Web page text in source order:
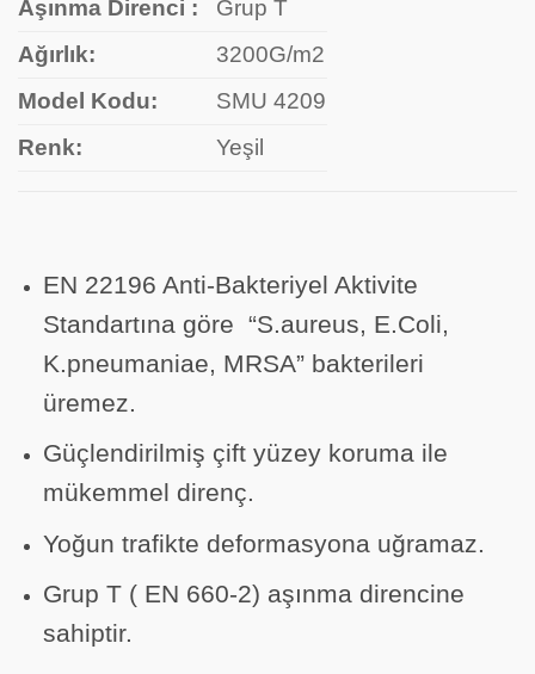
Aşınma Direnci :
Grup T
Ağırlık:
3200G/m2
Model Kodu:
SMU 4209
Renk:
Yeşil
EN 22196 Anti-Bakteriyel Aktivite
Standartına göre “S.aureus, E.Coli,
K.pneumaniae, MRSA” bakterileri
üremez.
Güçlendirilmiş çift yüzey koruma ile
mükemmel direnç.
Yoğun trafikte deformasyona uğramaz.
Grup T ( EN 660-2) aşınma direncine
sahiptir.